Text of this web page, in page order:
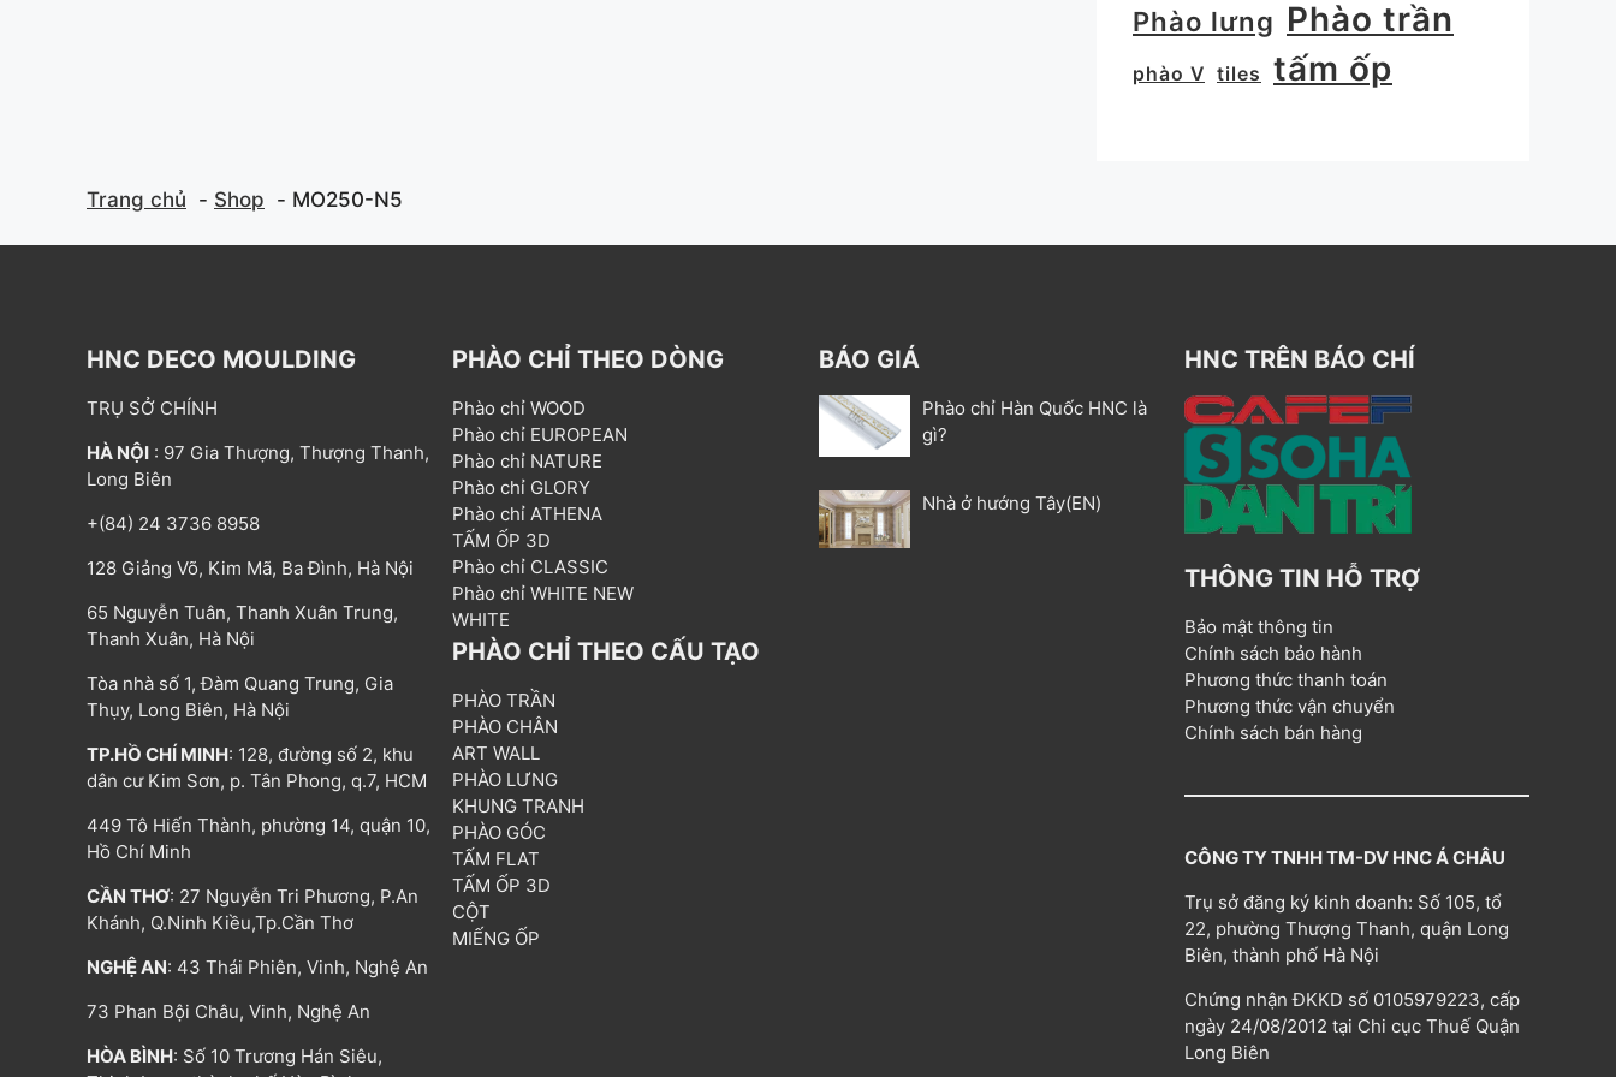
Phào lưng Phào trần
phào V tiles tấm ốp
Trang chủ Shop MO250-N5
HNC DECO MOULDING
TRỤ SỞ CHÍNH
HÀ NỘI : 97 Gia Thượng, Thượng Thanh,
Long Biên
+(84) 24 3736 8958
128 Giảng Võ, Kim Mã, Ba Đình, Hà Nội
65 Nguyễn Tuân, Thanh Xuân Trung,
Thanh Xuân, Hà Nội
Tòa nhà số 1, Đàm Quang Trung, Gia
Thụy, Long Biên, Hà Nội
TP.HỒ CHÍ MINH: 128, đường số 2, khu
dân cư Kim Sơn, p. Tân Phong, q.7, HCM
449 Tô Hiến Thành, phường 14, quận 10,
Hồ Chí Minh
CẦN THƠ: 27 Nguyễn Tri Phương, P.An
Khánh, Q.Ninh Kiều,Tp.Cần Thơ
NGHỆ AN: 43 Thái Phiên, Vinh, Nghệ An
73 Phan Bội Châu, Vinh, Nghệ An
HÒA BÌNH: Số 10 Trương Hán Siêu,
PHÀO CHỈ THEO DÒNG
Phào chỉ WOOD
Phào chỉ EUROPEAN
Phào chỉ NATURE
Phào chỉ GLORY
Phào chỉ ATHENA
TẤM ỐP 3D
Phào chỉ CLASSIC
Phào chỉ WHITE NEW
WHITE
PHÀO CHỈ THEO CẤU TẠO
PHÀO TRẦN
PHÀO CHÂN
ART WALL
PHÀO LƯNG
KHUNG TRANH
PHÀO GÓC
TẤM FLAT
TẤM ỐP 3D
CỘT
MIẾNG ỐP
BÁO GIÁ
Phào chỉ Hàn Quốc HNC là
gì?
Nhà ở hướng Tây(EN)
HNC TRÊN BÁO CHÍ
THÔNG TIN HỖ TRỢ
Bảo mật thông tin
Chính sách bảo hành
Phương thức thanh toán
Phương thức vận chuyển
Chính sách bán hàng
CÔNG TY TNHH TM-DV HNC Á CHÂU
Trụ sở đăng ký kinh doanh: Số 105, tổ
22, phường Thượng Thanh, quận Long
Biên, thành phố Hà Nội
Chứng nhận ĐKKD số 0105979223, cấp
ngày 24/08/2012 tại Chi cục Thuế Quận
Long Biên